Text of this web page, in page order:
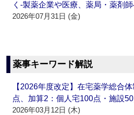
く‐製薬企業や医療、薬局・薬剤
2026年07月31日 (金)
薬事キーワード解説
【2026年度改定】在宅薬学総合
点、加算2：個人宅100点・施設
2026年03月12日 (木)